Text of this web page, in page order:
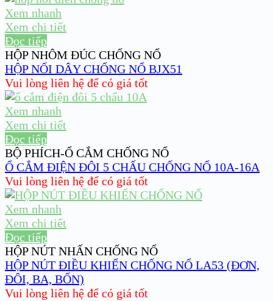
Xem nhanh
Xem chi tiết
Đọc tiếp
HỘP NHÔM ĐÚC CHỐNG NỔ
HỘP NỐI DÂY CHỐNG NỔ BJX51
Vui lòng liên hệ để có giá tốt
Xem nhanh
Xem chi tiết
Đọc tiếp
BỘ PHÍCH-Ổ CẮM CHỐNG NỔ
Ổ CẮM ĐIỆN ĐÔI 5 CHẤU CHỐNG NỔ 10A-16A
Vui lòng liên hệ để có giá tốt
Xem nhanh
Xem chi tiết
Đọc tiếp
HỘP NÚT NHẤN CHỐNG NỔ
HỘP NÚT ĐIỀU KHIỂN CHỐNG NỔ LA53 (ĐƠN,
ĐÔI, BA, BỐN)
Vui lòng liên hệ để có giá tốt